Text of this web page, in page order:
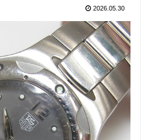
2026.05.30